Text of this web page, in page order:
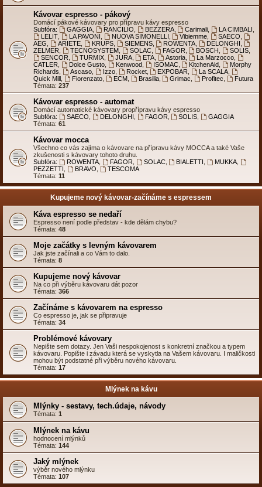
Kávovar espresso - pákový
Domácí pákové kávovary pro přípravu kávy espresso
Subfóra:
GAGGIA, RANCILIO BEZZERA, Carimali LA CIMBALI
LELIT, LA PAVONI NUOVA SIMONELLI Vibiemme SAECO
AEG
ARIETE, KRUPS, SIEMENS, ROWENTA DELONGHI
ZELMER
TECNOSYSTEM, SOLAC, FAGOR BOSCH SOLIS
SENCOR
TURMIX, JURA, ETA Astoria La Marzocco
CATLER
Dolce Gusto, Kenwood, ISOMAC, KitchenAid
Morphy
Richards
Ascaso, Izzo, Rocket, EXPOBAR La SCALA
Quick Mill
Fiorenzato, ECM, Brasilia, Grimac Profitec
Futura
Témata: 237
Kávovar espresso - automat
Domácí automatické kávovary propřípravu kávy espresso
Subfóra:
SAECO DELONGHI FAGOR SOLIS
GAGGIA
Témata: 61
Kávovar mocca
Všechno co vás zajíma o kávovare na přípravu kávy MOCCA a také Vaše
zkušenosti s kávovary tohoto druhu.
Subfóra:
ROWENTA, FAGOR SOLAC, BIALETTI MUKKA
PEZZETTI
BRAVO
TESCOMA
Témata: 11
Kupujeme nový kávovar-začínáme s espressem
Káva espresso se nedaří
Espresso není podle představ - kde dělám chybu?
Témata: 48
Moje začátky s levným kávovarem
Jak jste začínali a co Vám to dalo.
Témata: 8
Kupujeme nový kávovar
Na co při výběru kávovaru dát pozor
Témata: 366
Začínáme s kávovarem na espresso
Co espresso je, jak se připravuje
Témata: 34
Problémové kávovary
Nepište sem dotazy. Jen Vaši nespokojenost s konkretní značkou a typem
kávovaru. Popište i závadu která se vyskytla na Vašem kávovaru. I maličkosti
mohou být podstatné při výběru nového kávovaru.
Témata: 17
Mlýnek na kávu
Mlýnky - sestavy, tech.údaje, návody
Témata: 1
Mlýnek na kávu
hodnocení mlýnků
Témata: 144
Jaký mlýnek
výběr nového mlýnku
Témata: 107